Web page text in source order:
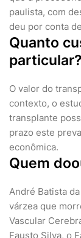
paulista, com
deu por conta
Quanto
particular?
O valor do
contexto, o
transplante
prazo este
econômica.
Quem
André Batista
várzea que
Vascular
Fausto Silva, o